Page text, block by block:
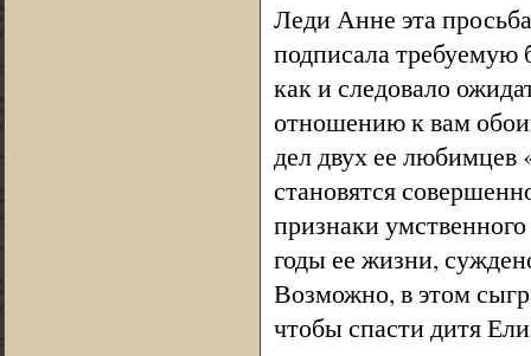
Леди Анне эта
подписала требуемую
как и следовало
отношению к вам
дел двух ее любимцев
становятся
признаки
годы ее жизни,
Возможно, в этом
чтобы спасти дитя